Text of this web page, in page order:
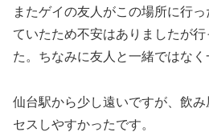
またゲイの友人がこの場所に行
ていたため不安はありましたが
た。ちなみに友人と一緒ではなく
仙台駅から少し遠いですが、飲
セスしやすかったです。